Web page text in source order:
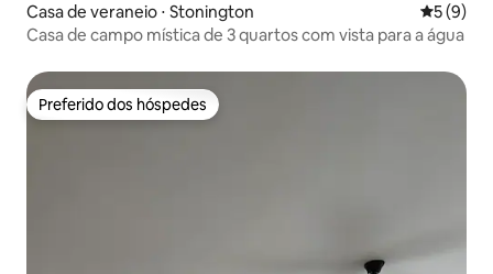
Casa de veraneio ⋅ Stonington 5 de
5 (9)
Casa de campo mística de 3 quartos com vista para a água
Preferido dos hóspedes
Preferido dos hóspedes